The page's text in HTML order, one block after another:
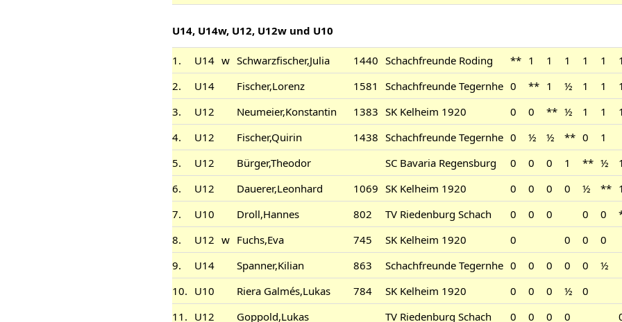
U14, U14w, U12, U12w und U10
1. U14 w Schwarzfischer,Julia 1440 Schachfreunde Roding ** 1 1 1 1 1 1
2.
U14 Fischer,Lorenz 1581 Schachfreunde Tegernhe 0 ** 1 ½ 1 1 1
3.
U12 Neumeier,Konstantin 1383 SK Kelheim 1920 0 0 ** ½ 1 1 1
4.
U12 Fischer,Quirin 1438 Schachfreunde Tegernhe 0 ½ ½ ** 0 1
5.
U12 Bürger,Theodor SC Bavaria Regensburg 0 0 0 1 ** ½ 1
6.
U12 Dauerer,Leonhard 1069 SK Kelheim 1920 0 0 0 0 ½ ** 1
7.
U10 Droll,Hannes 802 TV Riedenburg Schach 0 0 0 0 0
8.
U12 w Fuchs,Eva 745 SK Kelheim 1920 0 0 0 0
9.
U14 Spanner,Kilian 863 Schachfreunde Tegernhe 0 0 0 0 0 ½
10. U10 Riera Galmés,Lukas 784 SK Kelheim 1920 0 0 0 ½ 0
11. U12 Goppold,Lukas TV Riedenburg Schach 0 0 0 0